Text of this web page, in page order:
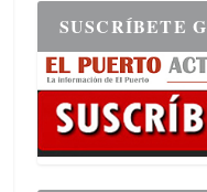
SUSCRÍBETE